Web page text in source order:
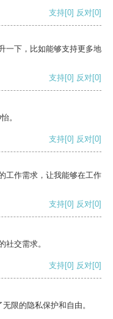
支持[0] 反对[0]
一下，比如能够支持更多地
支持[0] 反对[0]
。
支持[0] 反对[0]
工作需求，让我能够在工作
支持[0] 反对[0]
社交需求。
支持[0] 反对[0]
限的隐私保护和自由。